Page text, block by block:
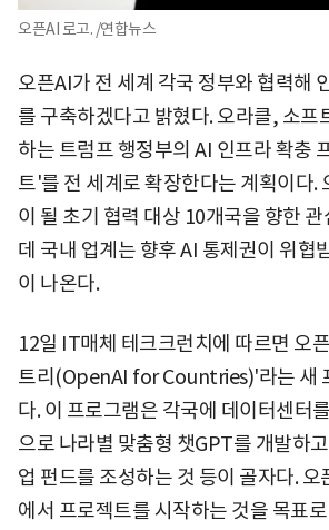
오픈AI 로고. /연합뉴스
오픈AI가 전 세계 각국 정부와 협력해
를 구축하겠다고 밝혔다. 오라클, 소프
하는 트럼프 행정부의 AI 인프라 확충
트'를 전 세계로 확장한다는 계획이다.
이 될 초기 협력 대상 10개국을 향한
데 국내 업계는 향후 AI 통제권이 위협
이 나온다.
12일 IT매체 테크크런치에 따르면 오
트리(OpenAI for Countries)'라는 새
다. 이 프로그램은 각국에 데이터센터
으로 나라별 맞춤형 챗GPT를 개발하
업 펀드를 조성하는 것 등이 골자다.
에서 프로젝트를 시작하는 것을 목표